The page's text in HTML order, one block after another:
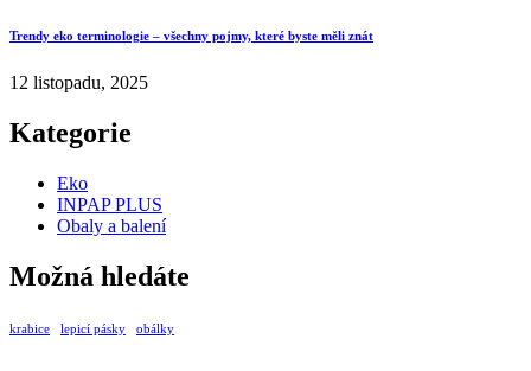
Trendy eko terminologie – všechny pojmy, které byste měli znát
12 listopadu, 2025
Kategorie
Eko
INPAP PLUS
Obaly a balení
Možná hledáte
krabice lepicí pásky obálky